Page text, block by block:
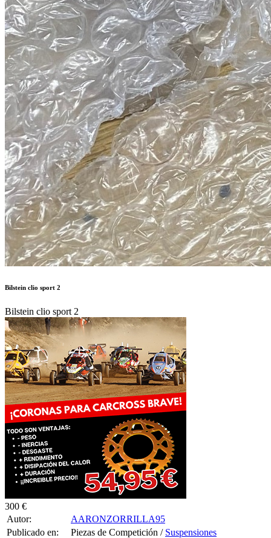
Bilstein clio sport 2
Bilstein clio sport 2
300 €
Autor:
AARONZORRILLA95
Publicado en:
Piezas de Competición / Suspensiones